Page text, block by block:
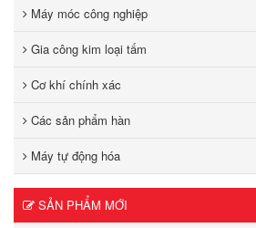
Máy móc công nghiệp
Gia công kim loại tấm
Cơ khí chính xác
Các sản phẩm hàn
Máy tự động hóa
SẢN PHẨM MỚI